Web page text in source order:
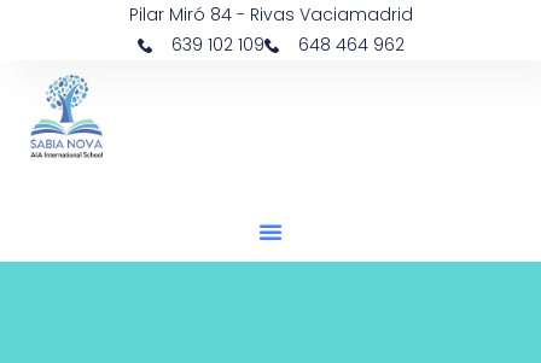
Pilar Miró 84 - Rivas Vaciamadrid
639 102 109
648 464 962